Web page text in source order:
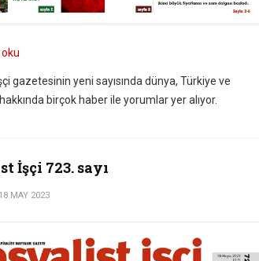
oku
gazetesinin yeni sayısında dünya, Türkiye ve
birçok haber ile yorumlar yer alıyor.
İşçi 723. sayı
18 MAY 2023